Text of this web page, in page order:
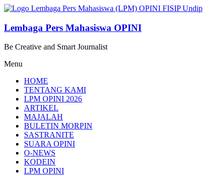
Lompat
konten
Lembaga Pers Mahasiswa OPINI
Be Creative and Smart Journalist
Menu
HOME
TENTANG KAMI
LPM OPINI 2026
ARTIKEL
MAJALAH
BULETIN MORPIN
SASTRANITE
SUARA OPINI
O-NEWS
KODEIN
LPM OPINI